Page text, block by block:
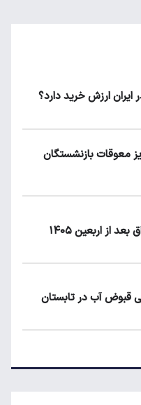
معوقات بازنشستگان
از اربعین ۱۴۰۵
قبوض آب در تابستان